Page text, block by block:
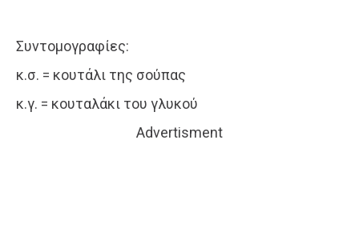
Συντομογραφίες:
κ.σ. = κουτάλι της σούπας
κ.γ. = κουταλάκι του γλυκού
Advertisment